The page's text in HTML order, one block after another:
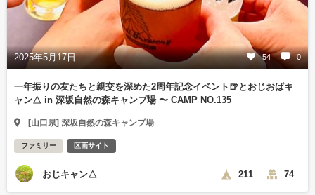
2025年5月17日 54 0
一年振りの友たちと親交を深めた2周年記念イベント🍺とおじおばキ
ャン△ in 深坂自然の森キャンプ場 〜 CAMP NO.135
[山口県] 深坂自然の森キャンプ場
ファミリー 区画サイト
おじキャン△ 211 74